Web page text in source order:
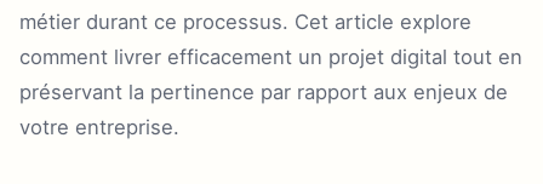
métier durant ce processus. Cet article explore
comment livrer efficacement un projet digital tout en
préservant la pertinence par rapport aux enjeux de
votre entreprise.